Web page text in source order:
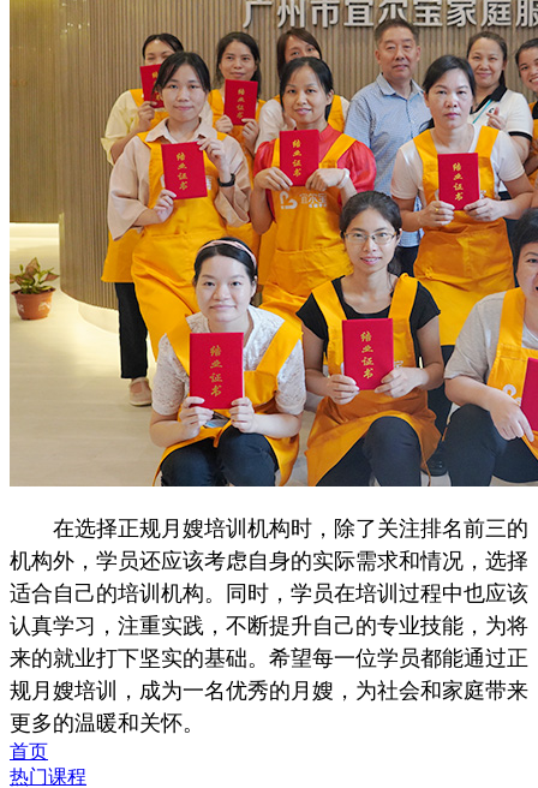
在选择正规月嫂培训机构时，除了关注排名前三的
机构外，学员还应该考虑自身的实际需求和情况，选择
适合自己的培训机构。同时，学员在培训过程中也应该
认真学习，注重实践，不断提升自己的专业技能，为将
来的就业打下坚实的基础。希望每一位学员都能通过正
规月嫂培训，成为一名优秀的月嫂，为社会和家庭带来
更多的温暖和关怀。
首页
热门课程